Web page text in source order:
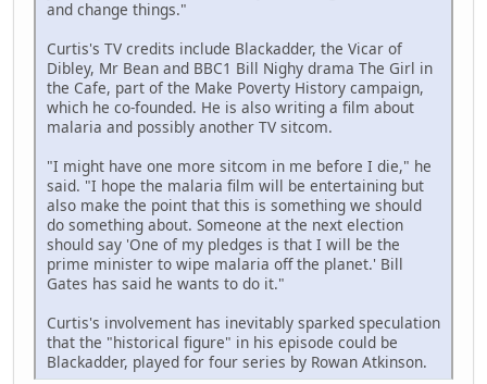
and change things."
Curtis's TV credits include Blackadder, the Vicar of
Dibley, Mr Bean and BBC1 Bill Nighy drama The Girl in
the Cafe, part of the Make Poverty History campaign,
which he co-founded. He is also writing a film about
malaria and possibly another TV sitcom.
"I might have one more sitcom in me before I die," he
said. "I hope the malaria film will be entertaining but
also make the point that this is something we should
do something about. Someone at the next election
should say 'One of my pledges is that I will be the
prime minister to wipe malaria off the planet.' Bill
Gates has said he wants to do it."
Curtis's involvement has inevitably sparked speculation
that the "historical figure" in his episode could be
Blackadder, played for four series by Rowan Atkinson.